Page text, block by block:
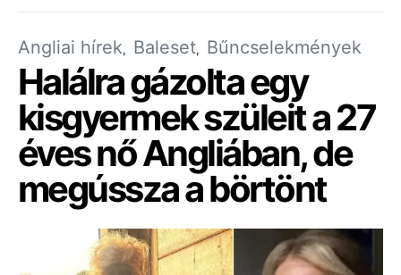
Angliai hírek Baleset Bűncselekmények
Halálra gázolta egy
kisgyermek szüleit a 27
éves nő Angliában, de
megússza a börtönt